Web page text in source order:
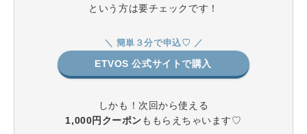
という方は要チェックです！
＼ 簡単３分で申込♡ ／
ETVOS 公式サイトで購入
しかも！次回から使える
1,000円クーポンももらえちゃいます♡